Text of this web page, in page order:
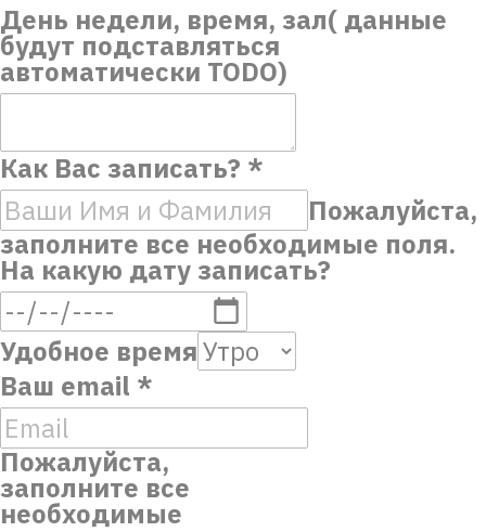
День недели, время, зал( данные
будут подставляться
автоматически TODO)
Как Вас записать? *
Пожалуйста,
заполните все необходимые поля.
На какую дату записать?
Удобное время
Ваш email *
Пожалуйста,
заполните все
необходимые